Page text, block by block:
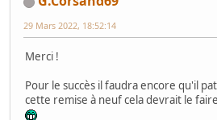
29 Mars 2022, 18:52:14
Merci !
Pour le succès il faudra encore qu'il
cette remise à neuf cela devrait le